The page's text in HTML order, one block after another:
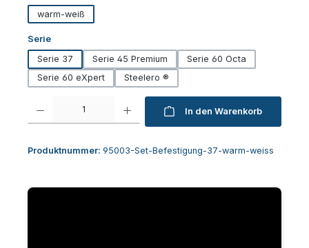
warm-weiß
Serieauswählen
Serie 37
Serie 45 Premium
Serie 60 Octa
Serie 60 eXpert
Steelero ®
Produkt Anzahl: Gib den gewünschten Wert ein oder benutze die
In den Warenkorb
Produktnummer: 95003-Set-Befestigung-37-warm-weiss